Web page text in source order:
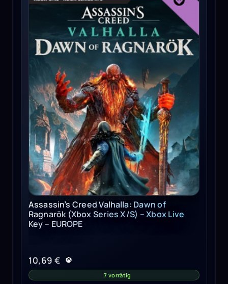
Assassin’s Creed Valhalla: Dawn of
Ragnarök (Xbox Series X/S) – Xbox Live
Key – EUROPE
10,69 €
7 vorrätig